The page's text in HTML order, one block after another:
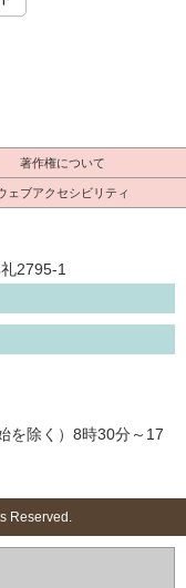
著作権について
ェブアクセシビリティ
2795-1
を除く）8時30分～17
Reserved.